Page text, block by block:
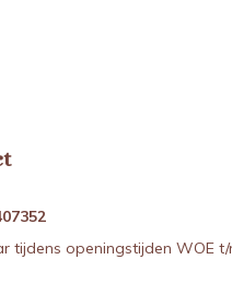
tijdens openingstijden WOE t/